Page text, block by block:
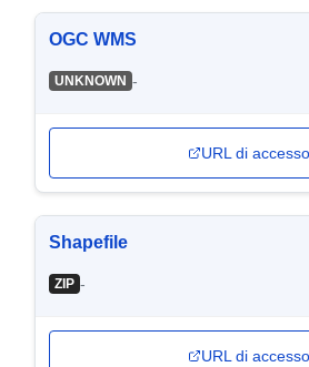
OGC WMS
UNKNOWN -
URL di accesso
Shapefile
ZIP -
URL di accesso